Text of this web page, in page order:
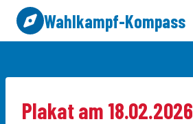
Zum
Inhalt
springen
Wahlkampf-Kompass
Plakat am